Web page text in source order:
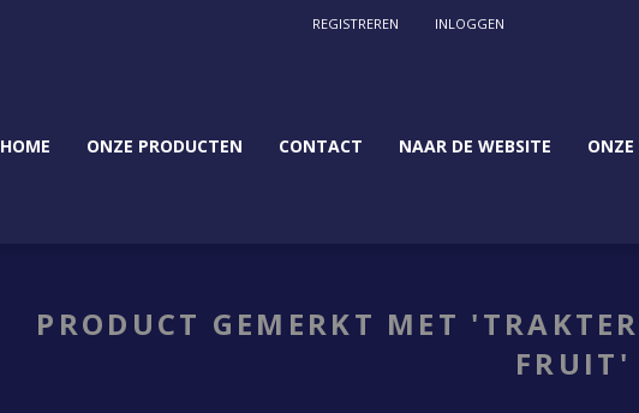
REGISTREREN INLOGGEN
HOME ONZE PRODUCTEN CONTACT NAAR DE WEBSITE ONZE
PRODUCT GEMERKT MET
FRUIT'